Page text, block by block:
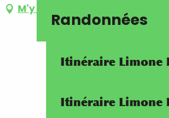
Randonnées
Itinéraire Limone
Itinéraire Limone
M'y rendre